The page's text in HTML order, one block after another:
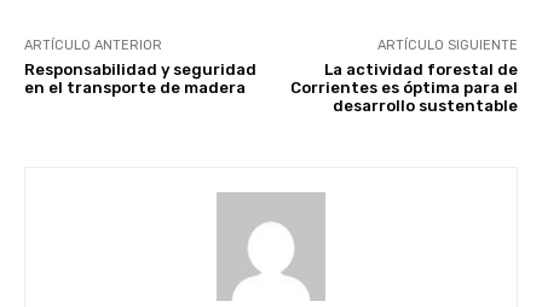
ARTÍCULO ANTERIOR
Responsabilidad y seguridad
en el transporte de madera
ARTÍCULO SIGUIENTE
La actividad forestal de
Corrientes es óptima para el
desarrollo sustentable